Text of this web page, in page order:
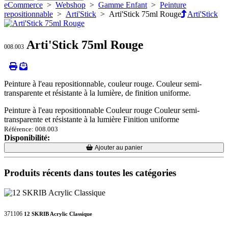
eCommerce > Webshop > Gamme Enfant > Peinture
repositionnable > Arti'Stick > Arti'Stick 75ml Rouge Arti'Stick
008.003 Arti'Stick 75ml Rouge
Peinture à l'eau repositionnable, couleur rouge. Couleur semi-
transparente et résistante à la lumière, de finition uniforme.
Peinture à l'eau repositionnable Couleur rouge Couleur semi-
transparente et résistante à la lumière Finition uniforme
Référence: 008.003
Disponibilité:
Loading...
Loading... Ajouter au panier
Produits récents dans toutes les catégories
371106 12 SKRIB Acrylic Classique